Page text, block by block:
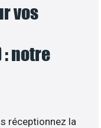
vos
: notre
réceptionnez la